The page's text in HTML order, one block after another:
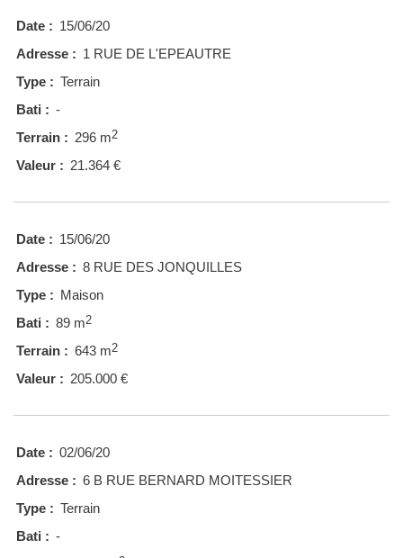
Date : 15/06/20
Adresse : 1 RUE DE L'EPEAUTRE
Type : Terrain
Bati : -
Terrain : 296 m2
Valeur : 21.364 €
Date : 15/06/20
Adresse : 8 RUE DES JONQUILLES
Type : Maison
Bati : 89 m2
Terrain : 643 m2
Valeur : 205.000 €
Date : 02/06/20
Adresse : 6 B RUE BERNARD MOITESSIER
Type : Terrain
Bati : -